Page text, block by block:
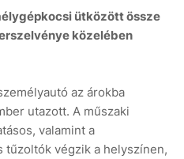
ütközött össze
közelében
az árokba
utazott. A műszaki
valamint a
tűzoltók végzik a helyszínen,